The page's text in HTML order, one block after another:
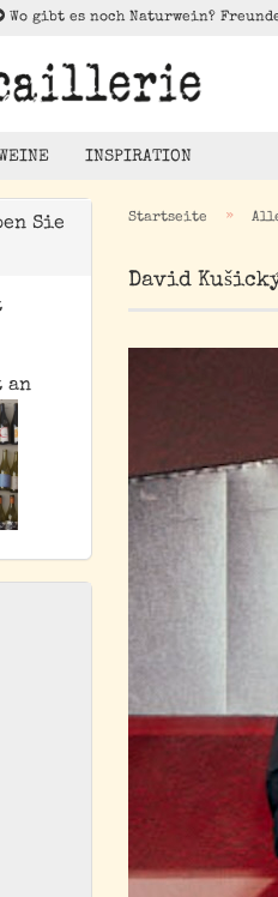
Wo gibt es noch Naturwein?
Bubbles
- 1,5 Liter
Not
der
INSPIRATION
Startseite »
David
Sie
an